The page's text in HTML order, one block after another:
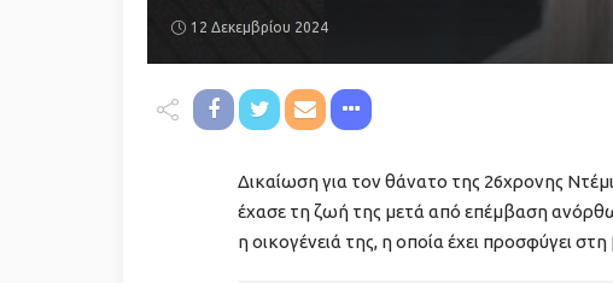
12 Δεκεμβρίου 2024
Δικαίωση για τον θάνατο της 26χρονης
έχασε τη ζωή της μετά από επέμβαση
η οικογένειά της, η οποία έχει προσφύγει